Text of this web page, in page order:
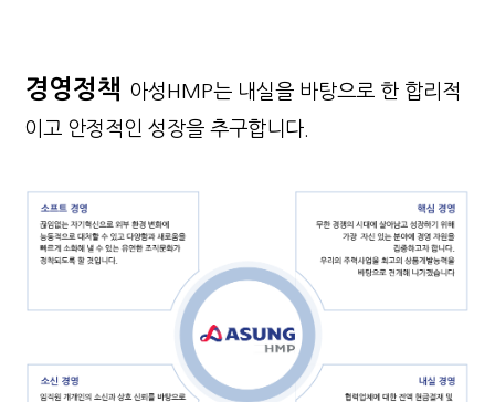
경영정책 아성HMP는 내실을 바탕으로 한 합리적
이고 안정적인 성장을 추구합니다.